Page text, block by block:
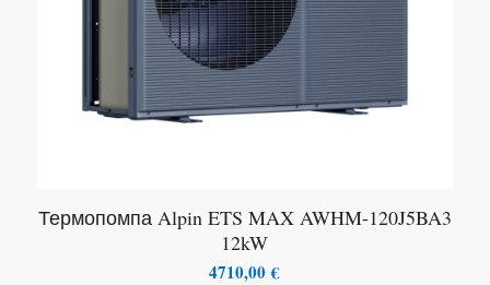
Термопомпа Alpin ETS MAX AWHM-120J5BA3
12kW
4710,00€